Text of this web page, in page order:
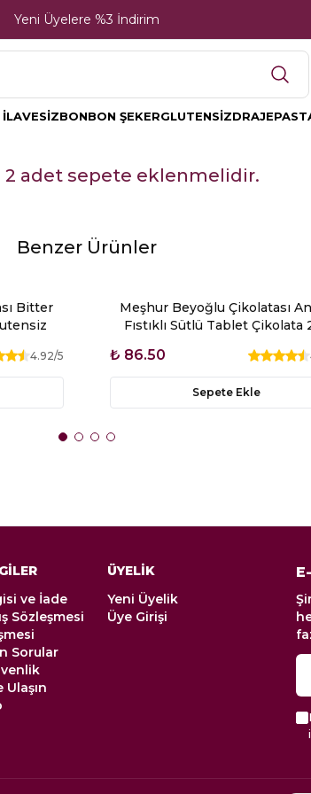
Yeni Üyelere %3 İndirim
İLAVESİZBONBON ŞEKERGLUTENSİZDRAJE
adet sepete eklenmelidir.
Benzer Ürünler
Bitter
4.92/5
Meşhur Beyoğlu Çikolatası
Fıstıklı Sütlü Tablet Çikolata
₺ 86.50
Sepete Ekle
ve İade
Sözleşmesi
Sorular
Ulaşın
ÜYELİK
Yeni Üyelik
Üye Girişi